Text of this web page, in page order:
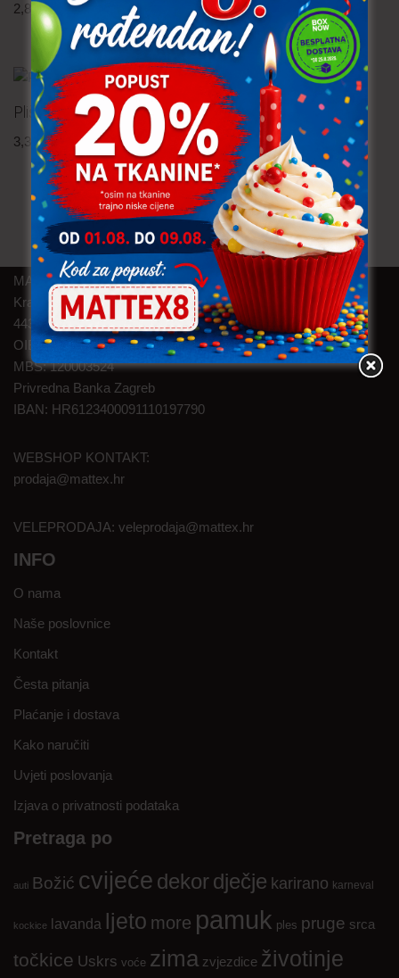
2,80€ uključ. PDV po metru 2,80€ uključ. PDV po metru
Pliš – bordo pruge 6 mm
3,30€ uključ. PDV po metru
Pliš
1,70 € uključ. PDV po metru
MAT TEXTILE d.o.o.
Kralja Zvonimira 46
44320 Kutina
OIB: 05145374626
MBS: 120003524
Privredna Banka Zagreb
IBAN: HR6123400091110197790
WEBSHOP KONTAKT:
prodaja@mattex.hr
VELEPRODAJA: veleprodaja@mattex.hr
INFO
O nama
Naše poslovnice
Kontakt
Česta pitanja
Plaćanje i dostava
Kako naručiti
Uvjeti poslovanja
Izjava o privatnosti podataka
Pretraga po
auti Božić cvijeće dekordječje karirano karneval
kockice lavanda ljeto more pamuk ples pruge srca
točkice Uskrs voće zima zvjezdice životinje